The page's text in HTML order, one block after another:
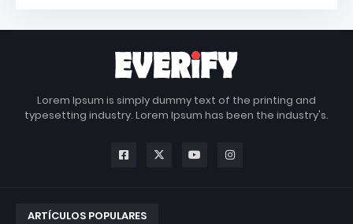
Lorem Ipsum is simply dummy text of the printing and
typesetting industry. Lorem Ipsum has been the industry's.
ARTÍCULOS POPULARES